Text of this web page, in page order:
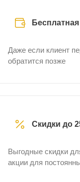
Даже если клиент
обратится позже
Скидки до
Выгодные скидки
акции для